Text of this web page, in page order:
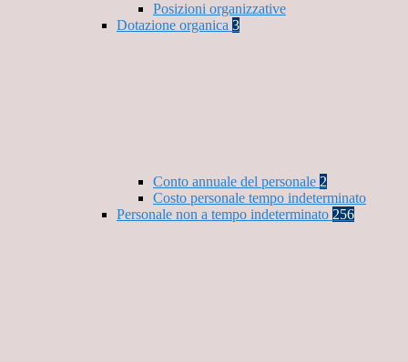
Posizioni organizzative
Dotazione organica 3
Conto annuale del personale 2
Costo personale tempo indeterminato
Personale non a tempo indeterminato 256